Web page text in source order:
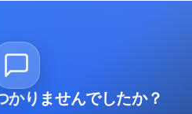
かりませんでしたか？